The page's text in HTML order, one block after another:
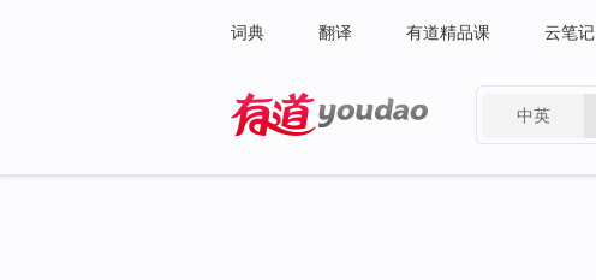
词典 翻译 有道精品课 云笔记
中英